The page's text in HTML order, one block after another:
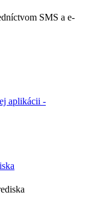
SMS a e-
aplikácii -